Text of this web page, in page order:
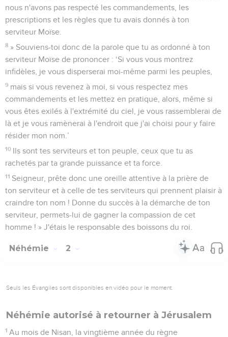
nous n'avons pas respecté les commandements, les
prescriptions et les règles que tu avais donnés à ton
serviteur Moïse.
8 » Souviens-toi donc de la parole que tu as ordonné à ton
serviteur Moïse de prononcer : ‘Si vous vous montrez
infidèles, je vous disperserai moi-même parmi les peuples,
9 mais si vous revenez à moi, si vous respectez mes
commandements et les mettez en pratique, alors, même si
vous êtes exilés à l'extrémité du ciel, je vous rassemblerai de
là et je vous ramènerai à l'endroit que j'ai choisi pour y faire
résider mon nom.’
10 Ils sont tes serviteurs et ton peuple, ceux que tu as
rachetés par ta grande puissance et ta force.
11 Seigneur, prête donc une oreille attentive à la prière de
ton serviteur et à celle de tes serviteurs qui prennent plaisir à
craindre ton nom ! Donne du succès à la démarche de ton
serviteur, permets-lui de gagner la compassion de cet
homme ! » J'étais le responsable des boissons du roi.
Néhémie 2
Seuls les Évangiles sont disponibles en vidéo pour le moment.
Néhémie autorisé à retourner à Jérusalem
1 Au mois de Nisan, la vingtième année du règne